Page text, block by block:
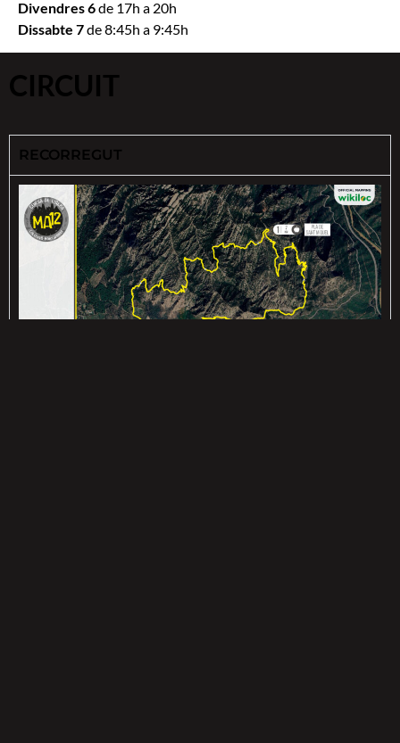
Divendres 6de 17h a 20h
Dissabte 7de 8:45h a 9:45h
CIRCUIT
RECORREGUT